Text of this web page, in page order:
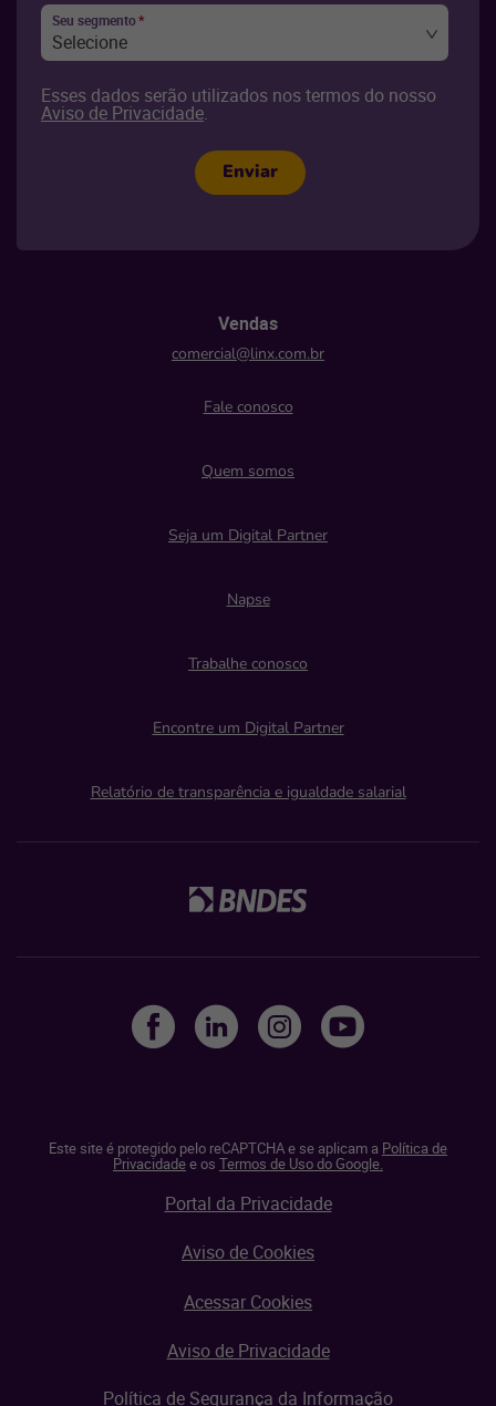
Seu segmento*
Selecione
Esses dados serão utilizados nos termos do nosso
Aviso de Privacidade.
Enviar
Vendas
comercial@linx.com.br
Fale conosco
Quem somos
Seja um Digital Partner
Napse
Trabalhe conosco
Encontre um Digital Partner
Relatório de transparência e igualdade salarial
Este site é protegido pelo reCAPTCHA e se aplicam a Política de
Privacidadee os Termos de Uso do Google.
Portal da Privacidade
Aviso de Cookies
Acessar Cookies
Aviso de Privacidade
Política de Segurança da Informação